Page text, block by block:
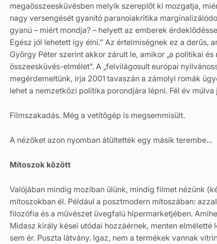
megaösszeesküvésben melyik szereplőt ki mozgatja,
nagy versengését gyanító paranoiakritika
gyanú – miért mondja? – helyett az emberek
Egész jól lehetett így élni.” Az értelmiségnek ez a
György Péter szerint akkor zárult le, amikor „a politikai
összeesküvés-elmélet”. A „felvilágosult európai
megérdemeltünk, írja 2001 tavaszán a zámolyi romák
lehet a nemzetközi politika porondjára lépni. Fél év múlva
Filmszakadás. Még a vetítőgép is megsemmisült.
A nézőket azon nyomban átültették egy másik terembe…
Mítoszok között
Valójában mindig moziban ülünk, mindig filmet nézünk
mítoszokban él. Például a posztmodern mítoszában:
filozófia és a művészet üvegfalú hipermarketjében.
Midasz király kései utódai hozzáérnek, menten
sem ér. Puszta látvány. Igaz, nem a termékek vannak